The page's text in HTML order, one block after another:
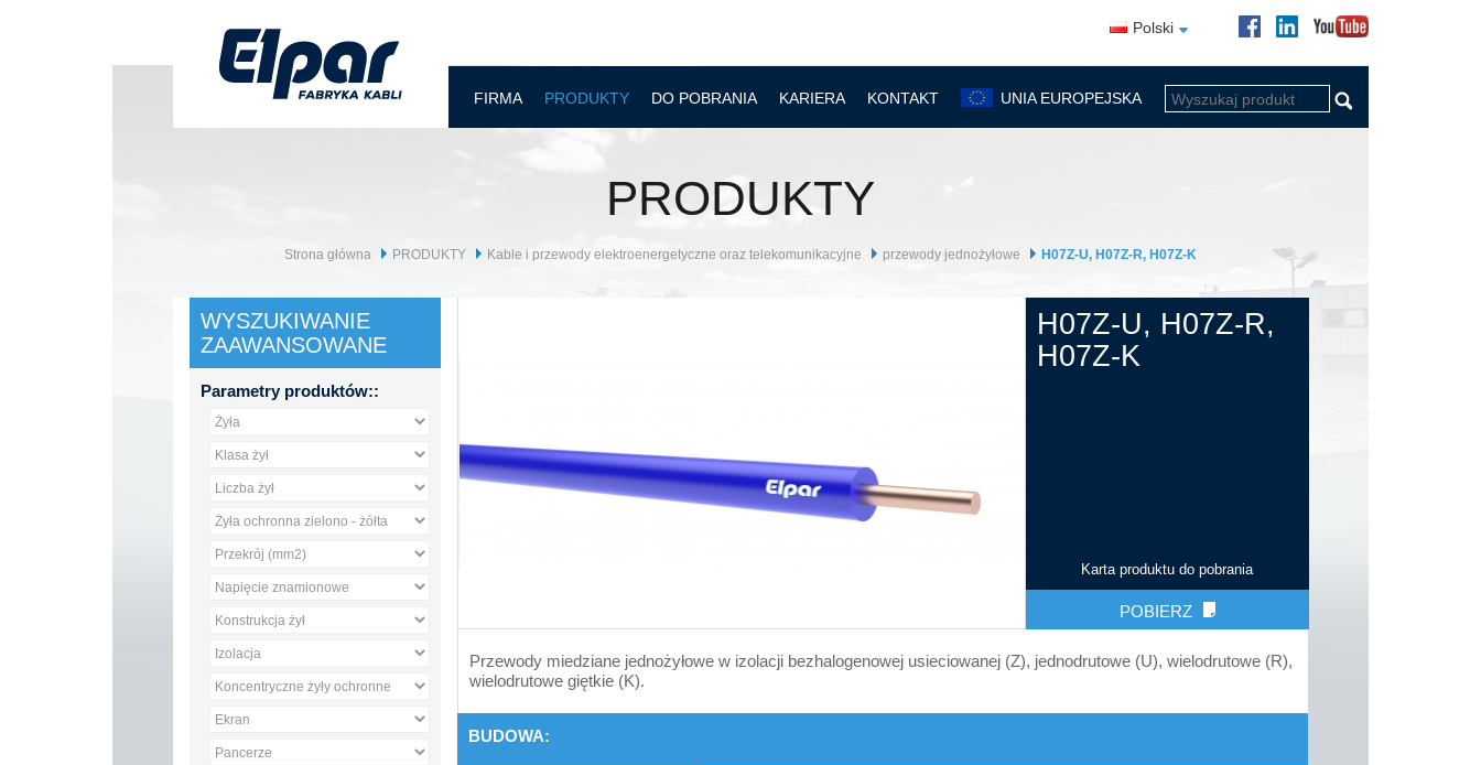
Polski
FIRMA PRODUKTY DO POBRANIA KARIERA KONTAKT UNIA EUROPEJSKA
PRODUKTY
Strona główna PRODUKTY Kable i przewody elektroenergetyczne oraz telekomunikacyjne przewody jednożyłowe H07Z-U, H07Z-R, H07Z-K
WYSZUKIWANIE
ZAAWANSOWANE
Parametry produktów::
H07Z-U, H07Z-R,
H07Z-K
Karta produktu do pobrania
POBIERZ
Przewody miedziane jednożyłowe w izolacji bezhalogenowej usieciowanej (Z), jednodrutowe (U), wielodrutowe (R),
wielodrutowe giętkie (K).
BUDOWA: